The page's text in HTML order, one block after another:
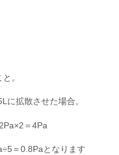
。
に拡散させた場合。
＝4Pa
＝0.8Paとなります